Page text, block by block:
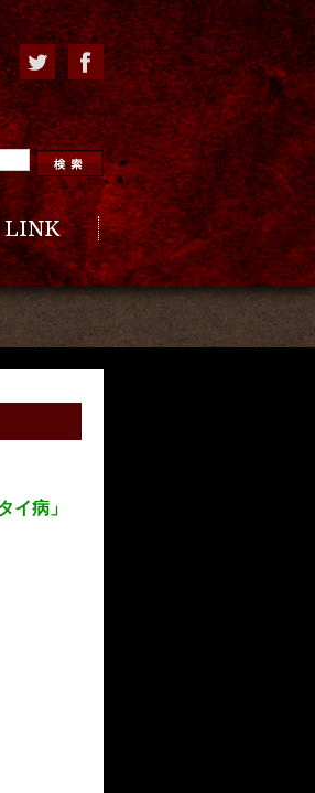
LINK
イ病」